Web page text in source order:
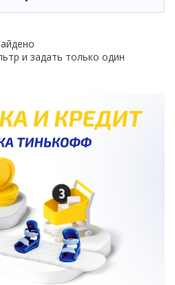
и задать только один